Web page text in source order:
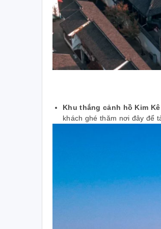
Khu thắng cảnh hồ Kim
khách ghé thăm nơi đây để